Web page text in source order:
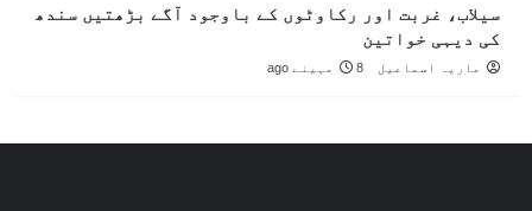
سیلاب، غربت اور رکاوٹوں کے باوجود آگے بڑھتیں سندھ
کی دیہی خواتین
ماریہ اسماعیل 8 مہینے ago